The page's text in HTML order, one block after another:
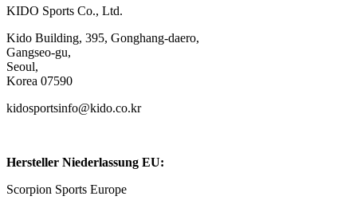
KIDO Sports Co., Ltd.
Kido Building, 395, Gonghang-daero,
Gangseo-gu,
Seoul,
Korea 07590
kidosportsinfo@kido.co.kr
Hersteller Niederlassung EU:
Scorpion Sports Europe